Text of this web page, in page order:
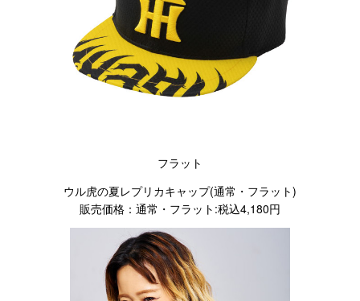
フラット
ウル虎の夏レプリカキャップ(通常・フラット)
販売価格：通常・フラット:税込4,180円